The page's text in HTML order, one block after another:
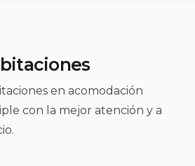
en acomodación
con la mejor atención y a